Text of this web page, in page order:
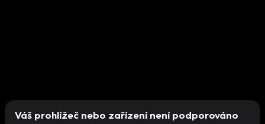
Váš prohlížeč nebo zařízení není podporováno